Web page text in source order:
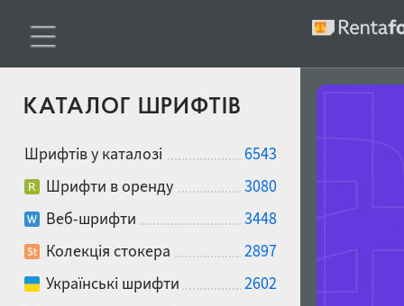
КАТАЛОГ ШРИФТІВ
Шрифтів у каталозі
6543
Шрифти в оренду
3080
Веб-шрифти
3448
Колекція стокера
2897
Українські шрифти
2602